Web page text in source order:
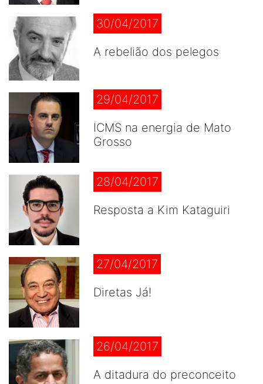
30/04/2017
A rebelião dos pelegos
29/04/2017
ICMS na energia de Mato
Grosso
28/04/2017
Resposta a Kim Kataguiri
27/04/2017
Diretas Já!
26/04/2017
A ditadura do preconceito